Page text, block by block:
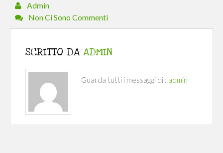
Admin
Non Ci Sono Commenti
SCRITTO DA ADMIN
Guarda tutti i messaggi di : admin